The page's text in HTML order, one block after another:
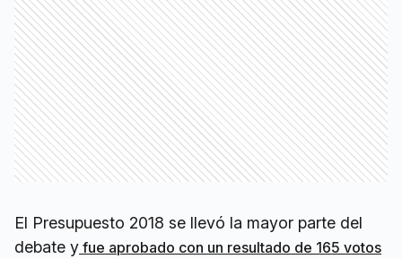
El Presupuesto 2018 se llevó la mayor parte del
debate y fue aprobado con un resultado de 165 votos